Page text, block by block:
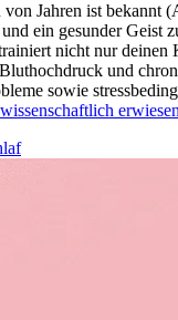
von Jahren ist bekannt
ein gesun­der Geist
nicht nur deinen
und
sowie